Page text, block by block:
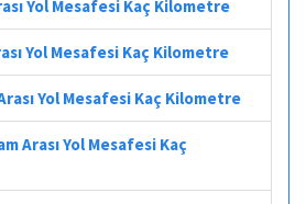
Yol Mesafesi Kaç Kilometre
Yol Mesafesi Kaç Kilometre
Yol Mesafesi Kaç Kilometre
Arası Yol Mesafesi Kaç